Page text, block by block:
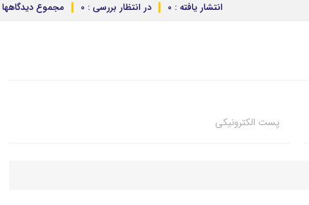
مجموع دیدگاهها در انتظار بررسی : 0 انتشار یافته : 0
پست الکترونیکی